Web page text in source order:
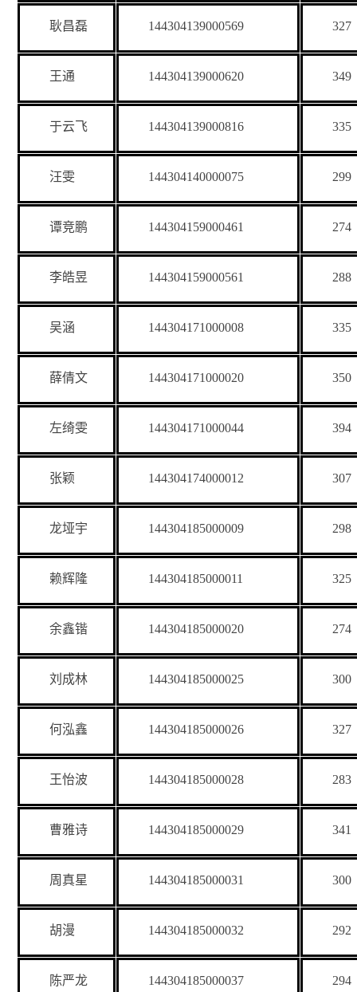
耿昌磊 144304139000569 327
王通 144304139000620 349
于云飞 144304139000816 335
汪雯 144304140000075 299
谭竞鹏 144304159000461 274
李皓昱 144304159000561 288
吴涵 144304171000008 335
薛倩文 144304171000020 350
左绮雯 144304171000044 394
张颖 144304174000012 307
龙垭宇 144304185000009 298
赖辉隆 144304185000011 325
余鑫锴 144304185000020 274
刘成林 144304185000025 300
何泓鑫 144304185000026 327
王怡波 144304185000028 283
曹雅诗 144304185000029 341
周真星 144304185000031 300
胡漫 144304185000032 292
陈严龙 144304185000037 294